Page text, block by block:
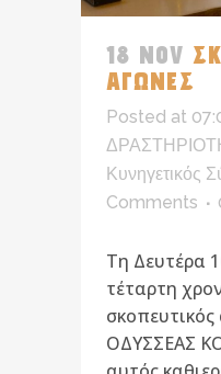
18 NOV
ΑΓΩΝΕΣ
Posted at
Κυνηγετικός
Comments
Τη Δευτέρα
τέταρτη
ΟΔΥΣΣΕΑΣ